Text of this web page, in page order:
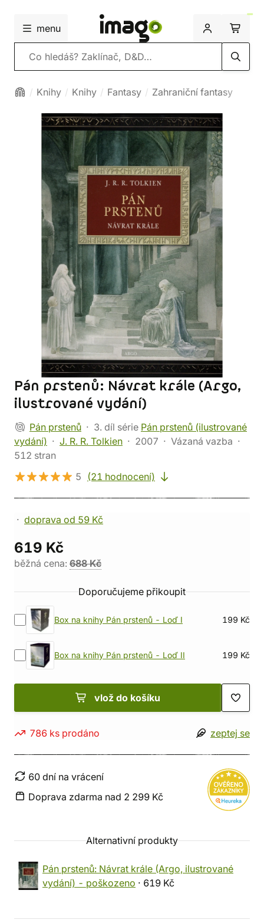
menu
Vyhledávání
Knihy Knihy Fantasy Zahraniční fantasy
Pán prstenů: Návrat krále (Argo,
ilustrované vydání)
Pán prstenů 3. díl série Pán prstenů (ilustrované
vydání)
J. R. R. Tolkien 2007
Vázaná vazba
512 stran
5
(21 hodnocení)
doprava od 59 Kč
619 Kč
běžná cena: 688 Kč
Doporučujeme přikoupit
Box na knihy Pán prstenů - Loď I 199 Kč
Box na knihy Pán prstenů - Loď II 199 Kč
vlož do košíku
786 ks prodáno zeptej se
60 dní na vrácení
Doprava zdarma nad 2 299 Kč
Alternativní produkty
Pán prstenů: Návrat krále (Argo, ilustrované
vydání) - poškozeno · 619 Kč